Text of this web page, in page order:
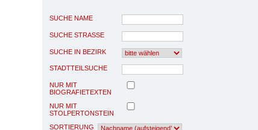
SUCHE NAME
SUCHE STRASSE
SUCHE IN BEZIRK
STADTTEILSUCHE
NUR MIT
BIOGRAFIETEXTEN
NUR MIT
STOLPERTONSTEIN
SORTIERUNG